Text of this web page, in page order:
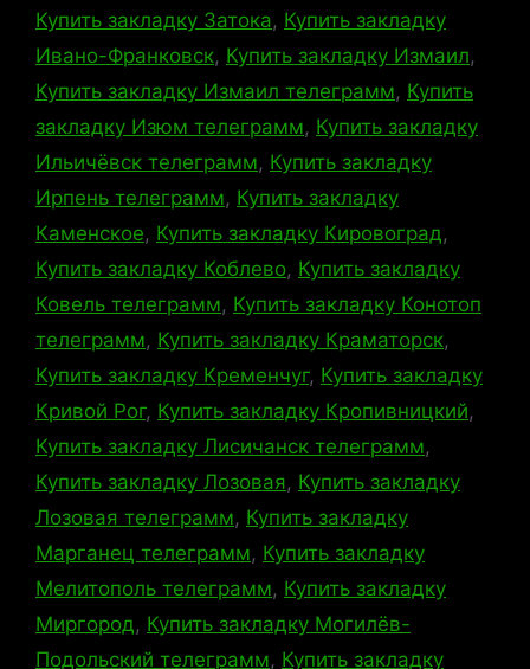
Купить закладку Затока, Купить закладку
Ивано-Франковск, Купить закладку Измаил,
Купить закладку Измаил телеграмм, Купить
закладку Изюм телеграмм, Купить закладку
Ильичёвск телеграмм, Купить закладку
Ирпень телеграмм, Купить закладку
Каменское, Купить закладку Кировоград,
Купить закладку Коблево, Купить закладку
Ковель телеграмм, Купить закладку Конотоп
телеграмм, Купить закладку Краматорск,
Купить закладку Кременчуг, Купить закладку
Кривой Рог, Купить закладку Кропивницкий,
Купить закладку Лисичанск телеграмм,
Купить закладку Лозовая, Купить закладку
Лозовая телеграмм, Купить закладку
Марганец телеграмм, Купить закладку
Мелитополь телеграмм, Купить закладку
Миргород, Купить закладку Могилёв-
Подольский телеграмм, Купить закладку